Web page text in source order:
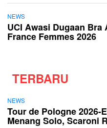
NEWS
UCI Awasi Dugaan
France Femmes 2026
TERBARU
NEWS
Tour de Pologne 2026-
Menang Solo, Scaroni